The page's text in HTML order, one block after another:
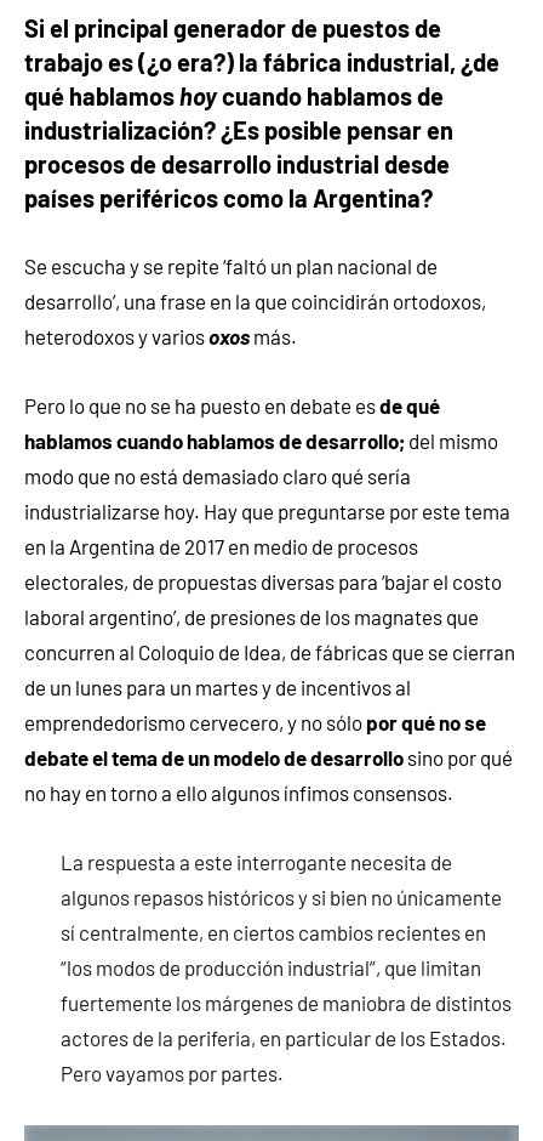
Si el principal generador de puestos de
trabajo es (¿o era?) la fábrica industrial, ¿de
qué hablamos hoycuando hablamos de
industrialización? ¿Es posible pensar en
procesos de desarrollo industrial desde
países periféricos como la Argentina?
Se escucha y se repite ‘faltó un plan nacional de
desarrollo’, una frase en la que coincidirán ortodoxos,
heterodoxos y variosoxos más.
Pero lo que no se ha puesto en debate esde qué
hablamos cuando hablamos de desarrollo; del mismo
modo que no está demasiado claro qué sería
industrializarse hoy. Hay que preguntarse por este tema
en la Argentina de 2017 en medio de procesos
electorales, de propuestas diversas para ‘bajar el costo
laboral argentino’, de presiones de los magnates que
concurren al Coloquio de Idea, de fábricas que se cierran
de un lunes para un martes y de incentivos al
emprendedorismo cervecero, y no sólo por qué no se
debate el tema de un modelo de desarrollo sino por qué
no hay en torno a ello algunos ínfimos consensos.
La respuesta a este interrogante necesita de
algunos repasos históricos y si bien no únicamente
sí centralmente, en ciertos cambios recientes en
“los modos de producción industrial”, que limitan
fuertemente los márgenes de maniobra de distintos
actores de la periferia, en particular de los Estados.
Pero vayamos por partes.